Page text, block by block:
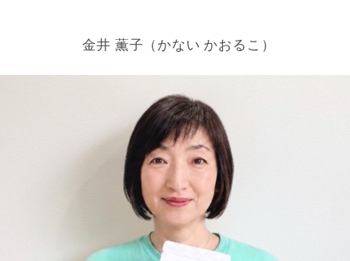
金井 薫子（かない かおるこ）